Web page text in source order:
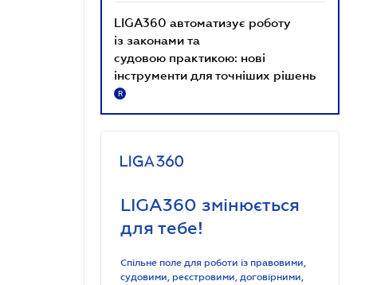
LIGA360 автоматизує роботу
із законами та
судовою практикою: нові
інструменти для точніших рішень
R
LIGA360 змінюється
для тебе!
Спільне поле для роботи із правовими,
судовими, реєстровими, договірними,